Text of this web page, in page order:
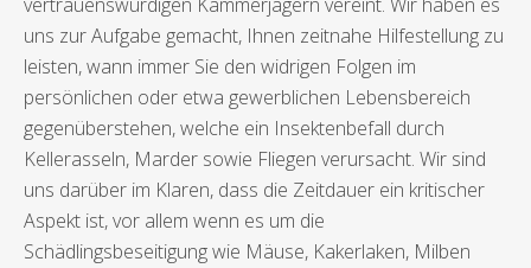
uns zur Aufgabe gemacht, Ihnen zeitnahe Hilfestellung zu
leisten, wann immer Sie den widrigen Folgen im
persönlichen oder etwa gewerblichen Lebensbereich
gegenüberstehen, welche ein Insektenbefall durch
Kellerasseln, Marder sowie Fliegen verursacht. Wir sind
uns darüber im Klaren, dass die Zeitdauer ein kritischer
Aspekt ist, vor allem wenn es um die
Schädlingsbeseitigung wie Mäuse, Kakerlaken, Milben